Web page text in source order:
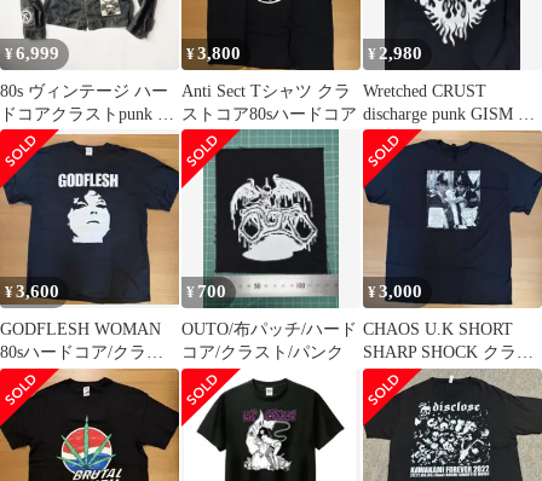
¥6,999
80s ヴィンテージ ハー
ドコアクラストpunk G
ジャン GISM ZOUO
¥3,800
Anti Sect Tシャツ クラ
ストコア80sハードコア
¥2,980
Wretched CRUST
discharge punk GISM ク
ラスト
¥3,600
GODFLESH WOMAN
80sハードコア/クラス
トコア
¥ 700
OUTO/布パッチ/ハード
コア/クラスト/パンク
¥3,000
CHAOS U.K SHORT
SHARP SHOCK クラス
トコア